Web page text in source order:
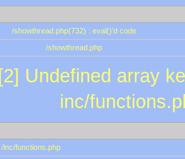
/showthread.php(732) : eval()'d code
/showthread.php
[2] Undefined array
inc/
/inc/functions.php